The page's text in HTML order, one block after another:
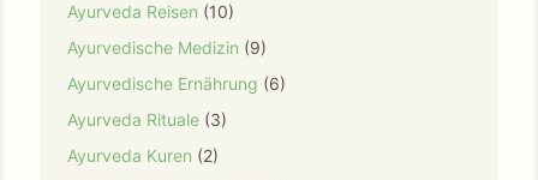
Ayurveda Reisen (10)
Ayurvedische Medizin (9)
Ayurvedische Ernährung (6)
Ayurveda Rituale (3)
Ayurveda Kuren (2)